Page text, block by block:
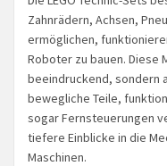
Zahnrädern, Achsen,
ermöglichen,
Roboter zu bauen. Diese
beeindruckend, sondern
bewegliche Teile,
sogar Fernsteuerungen
tiefere Einblicke in die
Maschinen.